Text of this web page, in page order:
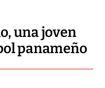
una joven
panameño